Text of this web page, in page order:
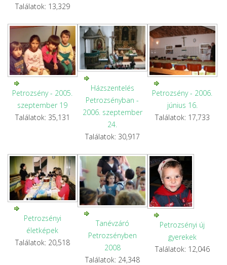
Találatok: 13,329
Petrozsény - 2005.
szeptember 19
Találatok: 35,131
Házszentelés
Petrozsényban -
2006. szeptember
24.
Találatok: 30,917
Petrozsény - 2006.
június 16.
Találatok: 17,733
Petrozsényi
életképek
Találatok: 20,518
Tanévzáró
Petrozsényben
2008
Találatok: 24,348
Petrozsényi új
gyerekek
Találatok: 12,046